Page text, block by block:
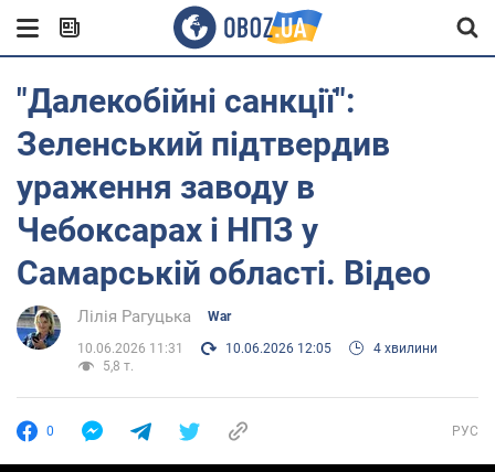
"Далекобійні санкції":
Зеленський підтвердив
ураження заводу в
Чебоксарах і НПЗ у
Самарській області. Відео
Лілія Рагуцька War
10.06.2026 11:31 10.06.2026 12:05
4 хвилини
5,8 т.
0 РУС